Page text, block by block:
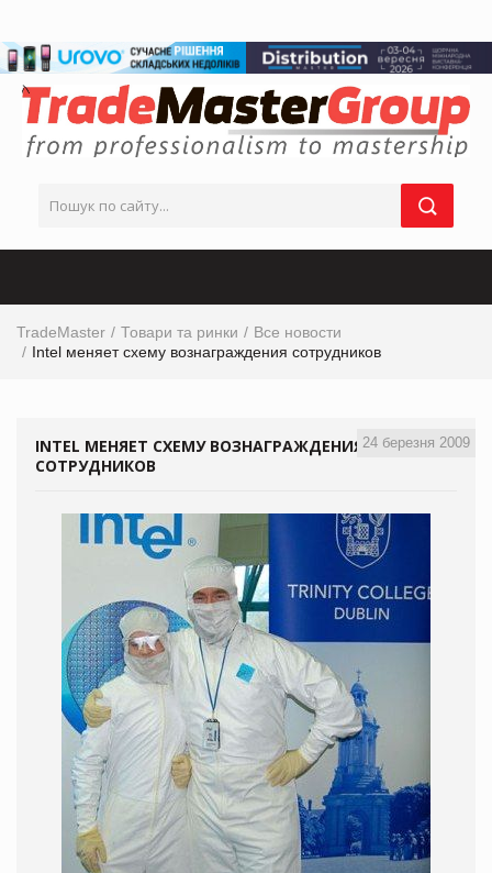
TradeMaster Товари та ринки
Все новости
Intel меняет схему вознаграждения сотрудников
24 березня 2009
INTEL МЕНЯЕТ СХЕМУ ВОЗНАГРАЖДЕНИЯ
СОТРУДНИКОВ